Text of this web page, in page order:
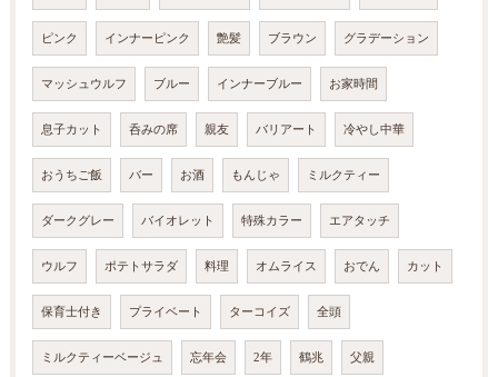
ピンク インナーピンク 艶髪 ブラウン グラデーション
マッシュウルフ ブルー インナーブルー お家時間
息子カット 呑みの席 親友 バリアート 冷やし中華
おうちご飯 バー お酒 もんじゃ ミルクティー
ダークグレー バイオレット 特殊カラー エアタッチ
ウルフ ポテトサラダ 料理 オムライス おでん カット
保育士付き プライベート ターコイズ 全頭
ミルクティーベージュ 忘年会 2年 鶴兆 父親